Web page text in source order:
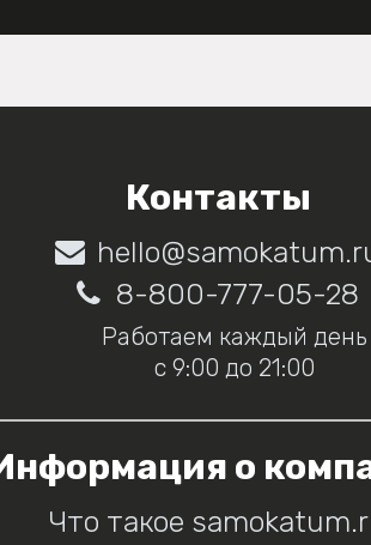
Контакты
8-800-777-05-28
Работаем каждый день
с 9:00 до 21:00
о
Что такое